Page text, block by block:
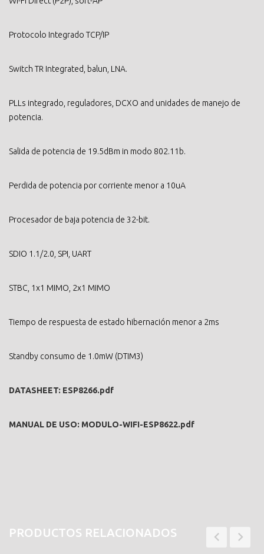
Protocolo Integrado TCP/IP
Switch TR Integrated, balun, LNA.
PLLs integrado, reguladores, DCXO and unidades de manejo de
potencia.
Salida de potencia de 19.5dBm in modo 802.11b.
Perdida de potencia por corriente menor a 10uA
Procesador de baja potencia de 32-bit.
SDIO 1.1/2.0, SPI, UART
STBC, 1x1 MIMO, 2x1 MIMO
Tiempo de respuesta de estado hibernación menor a 2ms
Standby consumo de 1.0mW (DTIM3)
DATASHEET: ESP8266.pdf
MANUAL DE USO: MODULO-WIFI-ESP8622.pdf
PRODUCTOS RELACIONADOS